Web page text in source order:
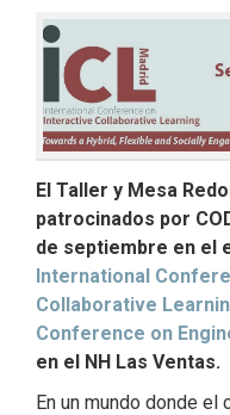
El Taller y Mesa
patrocinados por
de septiembre en el
International
Collaborative
Conference on
en el NH Las Ventas.
En un mundo donde el